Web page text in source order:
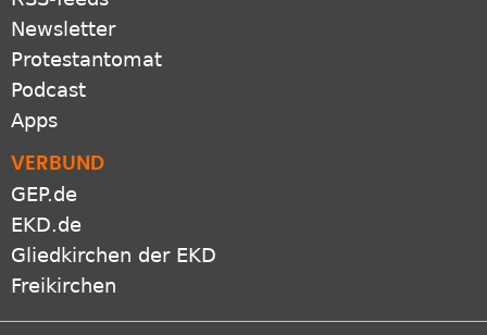
RSS-feeds
Newsletter
Protestantomat
Podcast
VERBUND
GEP.de
EKD.de
Gliedkirchen der EKD